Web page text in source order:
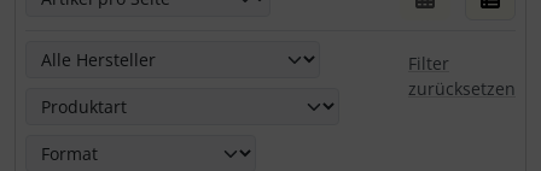
Hier kannst Du die nachfolgenden Artikel nach ihren
Filter
zurücksetzen